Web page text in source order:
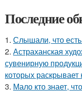
Последние
1. Слышали, что
2. Астраханская
сувенирную
которых
3. Мало кто знает,